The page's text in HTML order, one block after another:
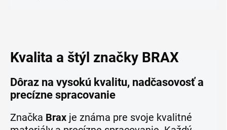
Kvalita a štýl značky BRAX
Dôraz na vysokú kvalitu, nadčasovosť a
precízne spracovanie
Značka Brax je známa pre svoje kvalitné